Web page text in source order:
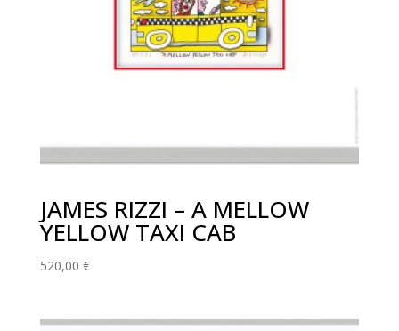
JAMES RIZZI – A MELLOW
YELLOW TAXI CAB
520,00 €